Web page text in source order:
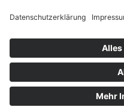
Copyright © 2026 Home &
Impressum|